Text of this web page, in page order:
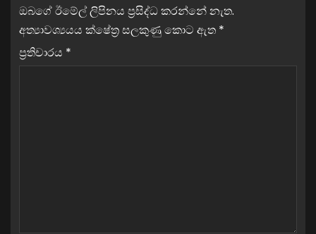
ඔබගේ ඊමේල් ලිපිනය ප්‍රසිද්ධ කරන්නේ නැත.
අත්‍යාවශ්‍යයය ක්ෂේත්‍ර සලකුණු කොට ඇත *
ප්‍රතිචාරය *